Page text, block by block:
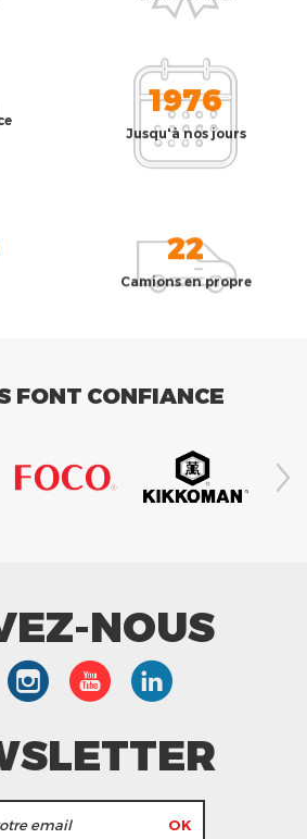
1976
Jusqu'à nos jours
22
Camions en propre
FONT CONFIANCE
NOUS